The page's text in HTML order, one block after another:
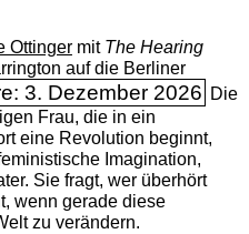
Ottingermit The ­Hearing
auf die Berliner
3. Dezember 2026 Die
Frau, die in ein
eine Revolution beginnt,
Imagination,
Sie fragt, wer überhört
wenn gerade diese
zu verändern.